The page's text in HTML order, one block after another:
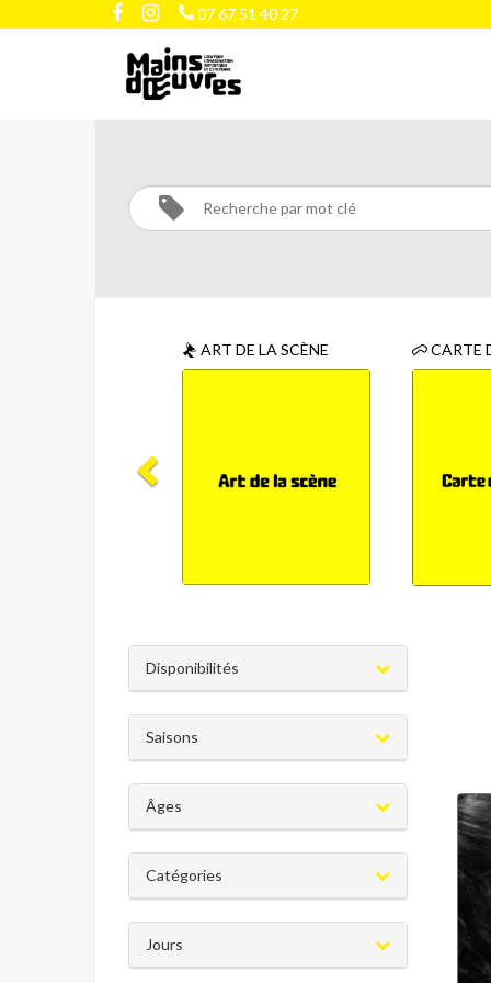
07 67 51 40 27
CATÉGORIES
ART DE LA SCÈNE CARTE
Disponibilités
Saisons
Âges
Catégories
Jours